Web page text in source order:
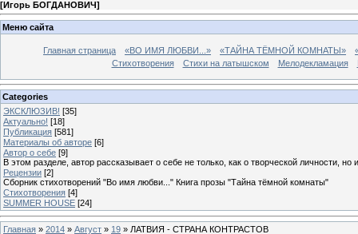
[Игорь БОГДАНОВИЧ]
Меню сайта
Главная страница «ВО ИМЯ ЛЮБВИ...» «ТАЙНА ТЁМНОЙ КОМНАТЫ»
Стихотворения
Стихи на латышском Мелодекламация
Categories
ЭКСКЛЮЗИВ! [35]
Актуально! [18]
Публикация [581]
Материалы об авторе [6]
Автор о себе [9]
В этом разделе, автор рассказывает о себе не только, как о творческой личности,
Рецензии [2]
Сборник стихотворений "Во имя любви..." Книга прозы "Тайна тёмной комнаты"
Стихотворения [4]
SUMMER HOUSE [24]
Главная » 2014 » Август » 19 » ЛАТВИЯ - СТРАНА КОНТРАСТОВ